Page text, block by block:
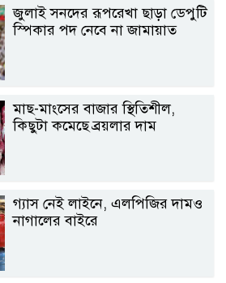
জুলাই সনদের রূপরেখা ছাড়া ডেপুটি
স্পিকার পদ নেবে না জামায়াত
মাছ-মাংসের বাজার স্থিতিশীল,
কিছুটা কমেছে ব্রয়লার দাম
গ্যাস নেই লাইনে, এলপিজির দামও
নাগালের বাইরে